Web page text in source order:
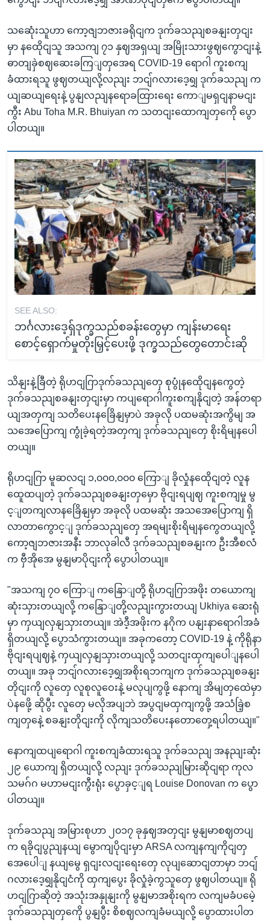
သဆေုံးသူဟာ ကော့ဇျဘဇားခရိုငျက ဒုက်ခသညျစခနျးတှငျး
မှာ နထေိုငျသူ အသကျ ၇၁ နှဈအရှယျ အမြိုးသားဖွဈကွောငျးနဲ့
ဓာတျခှဲစဈဆေးခကြျတှအေရ COVID-19 ရောဂါ ကူးစကျ
ခံထားရသူ ဖွဈတယျလို့လညျး ဘငျ်ဂလားဒေ့ရျှ ဒုက်ခသညျ က
ယျဆယျရေးနဲ့ ပွနျလညျနရောခထြားရေး ကောျမရှငျနာမငျး
ကွီး Abu Toha M.R. Bhuiyan က သတငျးထောကျတှကေို ပွော
ပါတယျ။
SEE ALSO:
ဘင်္ဂလားဒေ့ရှ်ဒုက္ခသည်စခန်းတွေမှာ ကျန်းမာရေး
စောင့်ရှောက်မှုတိုးမြှင့်ပေးဖို့ ဒုက္ခသည်တွေတောင်းဆို
သိနျးနဲ့ခြီတဲ့ ရိုဟငျဂြာဒုက်ခသညျတှေ စုပွုံနထေိုငျနကွေတဲ့
ဒုက်ခသညျစခနျးတှငျးမှာ ကပျရောဂါကူးစကျနိုငျတဲ့ အန်တရာ
ယျအတှကျ သတိပေးနခြေိနျမှာပဲ အခုလို ပထမဆုံးအကွိမျ အ
သအေပြောကျ ကွုံခဲ့ရတဲ့အတှကျ ဒုက်ခသညျတှေ စိုးရိမျနပေါ
တယျ။
ရိုဟငျဂြာ မူဆလငျ ၁,၀၀၀,၀၀၀ ကြောျ ခိုလှုံနထေိုငျတဲ့ လူန
ထေူထပျတဲ့ ဒုက်ခသညျစခနျးတှမှော ဗိုငျးရပျဈ ကူးစကျမှု မွ
င့ျတကျလာနခြေိနျမှာ အခုလို ပထမဆုံး အသအေပြောကျ ရှိ
လာတာကွောင့ျ ဒုက်ခသညျတှေ အရမျးစိုးရိမျနကွေတယျလို့
ကော့ဇျဘဇားအနီး ဘာလုခါလီ ဒုက်ခသညျစခနျးက ဦးအီစလံ
က ဗှီအိုအေ မွနျမာပိုငျးကို ပွောပါတယျ။
"အသကျ ၇ဝ ကြောျ ကနြောျတို့ ရိုဟငျဂြာအဖိုး တယောကျ
ဆုံးသှားတယျလို့ ကနြောျတို့လညျးကွားတယျ Ukhiya ဆေးရုံ
မှာ ကှယျလှနျသှားတယျ။ အဲဒီ့အဖိုးက နဂိုက ပနျးနာရောဂါအခံ
ရှိတယျလို့ ပွောသံကွားတယျ။ အခုကတော့ COVID-19 နဲ့ ကိုရိုနာ
ဗိုငျးရပျဈနဲ့ ကှယျလှနျသှားတယျလို့ သတငျးထှကျပေါျနပေါ
တယျ။ အခု ဘငျ်ဂလားဒေ့ရျှအစိုးရဘကျက ဒုက်ခသညျစခနျး
တိုငျးကို လူတှေ လူစုလူဝေးနဲ့ မလုပျကွဖို့ နောကျ အိမျတှထေဲမှာ
ပဲနဖေို့ ဆိုပွီး လူတှေ မလိုအပျဘဲ အပွငျမထှကျကွဖို့ အသံခြဲ့စ
ကျတှနေဲ့ စခနျးတိုငျးကို လိုကျသတိပေးနတောတှေ့ရပါတယျ။"
နောကျထပျရောဂါ ကူးစကျခံထားရသူ ဒုက်ခသညျ အနညျးဆုံး
၂၉ ယောကျ ရှိတယျလို့ လညျး ဒုက်ခသညျမြားဆိုငျရာ ကုလ
သမဂ်ဂ မဟာမငျးကွီးရုံး ပွောခှင့ျရ Louise Donovan က ပွော
ပါတယျ။
ဒုက်ခသညျ အမြားစုဟာ ၂၀၁၇ ခုနှဈအတှငျး မွနျမာစဈတပျ
က ရခိုငျပွညျနယျ မွောကျပိုငျးမှာ ARSA လကျနကျကိုငျတှ
အေပေါျ နယျမွေ ရှငျးလငျးရေးတှေ လုပျဆောငျတာမှာ ဘငျ်
ဂလားဒေ့ရျှနိုငျငံကို ထှကျပွေး ခိုလှုံခဲ့ကွသူတှေ ဖွဈပါတယျ။ ရို
ဟငျဂြာဆိုတဲ့ အသုံးအနှုနျးကို မွနျမာအစိုးရက လကျမခံပမေဲ့
ဒုက်ခသညျတှကေို ပွနျပွီး စိစဈလကျခံမယျလို့ ပွောထားပါတ